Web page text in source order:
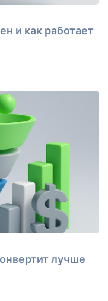
и как работает
лучше